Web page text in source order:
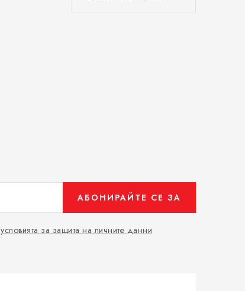
условията за защита на личните данни
АБОНИРАЙТЕ СЕ ЗА